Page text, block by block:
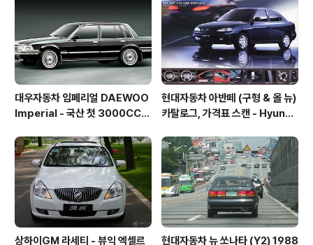
대우자동차 임페리얼 DAEWOO
Imperial - 국산 첫 3000CC
현대자동차 아반떼 (구형 & 올 뉴)
카탈로그, 가격표 스캔 - Hyunda
og
상하이GM 라세티 - 뷰익 엑셀르 현대자동차 뉴 쏘나타 (Y2) 1988